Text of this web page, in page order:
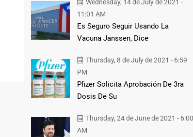
Wednesday, 14 de July de 2021 -
11:01 AM
Es Seguro Seguir Usando La
Vacuna Janssen, Dice
Thursday, 8 de July de 2021 - 6:59
PM
Pfizer Solicita Aprobación De 3ra
Dosis De Su
Thursday, 24 de June de 2021 - 6:00
AM